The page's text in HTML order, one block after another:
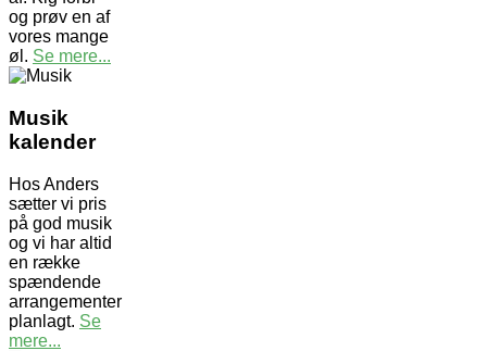
og prøv en af
vores mange
øl. Se mere...
Musik
kalender
Hos Anders
sætter vi pris
på god musik
og vi har altid
en række
spændende
arrangementer
planlagt. Se
mere...